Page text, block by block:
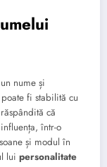
nume și
fi stabilită cu
că
într-o
și modul în
lui personalitate